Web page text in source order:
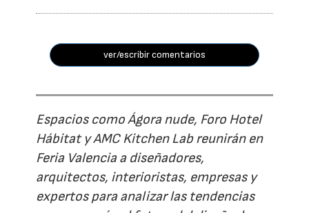
ver/escribir comentarios
Espacios como Ágora nude, Foro Hotel
Hábitat y AMC Kitchen Lab reunirán en
Feria Valencia a diseñadores,
arquitectos, interioristas, empresas y
expertos para analizar las tendencias